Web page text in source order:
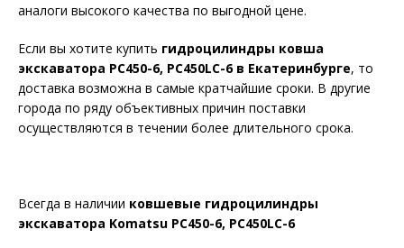
аналоги высокого качества по выгодной цене.
Если вы хотите купить гидроцилиндры ковша
экскаватора PC450-6, PC450LC-6 в Екатеринбурге, то
доставка возможна в самые кратчайшие сроки. В другие
города по ряду объективных причин поставки
осуществляются в течении более длительного срока.
Всегда в наличии ковшевые гидроцилиндры
экскаватора Komatsu PC450-6, PC450LC-6